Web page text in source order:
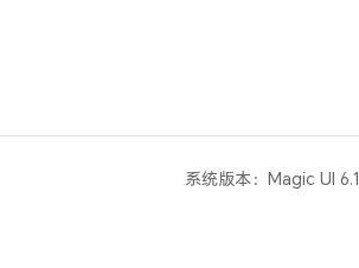
系统版本：Magic UI 6.1